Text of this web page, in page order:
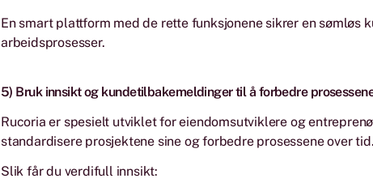
En smart plattform med de rette funksjonene sikrer en sømløs
arbeidsprosesser.
5) Bruk innsikt og kundetilbakemeldinger til å forbedre
Rucoria er spesielt utviklet for eiendomsutviklere og
standardisere prosjektene sine og forbedre prosessene over tid.
Slik får du verdifull innsikt: